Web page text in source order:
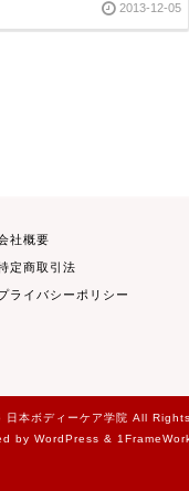
2013-12-05
社概要
定商取引法
ライバシーポリシー
本ボディーケア学院 All
by WordPress &